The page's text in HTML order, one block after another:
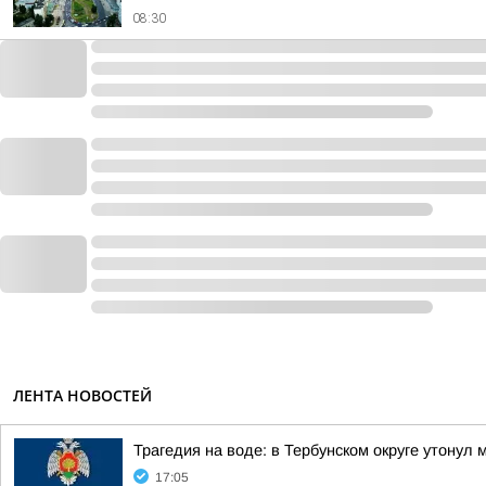
08:30
ЛЕНТА НОВОСТЕЙ
Трагедия на воде: в Тербунском округе утонул
17:05